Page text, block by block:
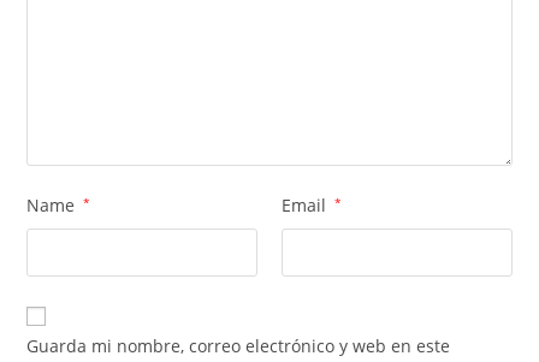
Name * Email *
Guarda mi nombre, correo electrónico y web en este